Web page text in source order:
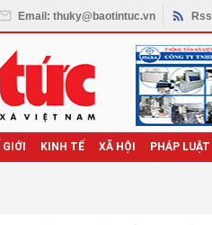
Email: thuky@baotintuc.vn Rss
KINH TẾ XÃ HỘI PHÁP LUẬT